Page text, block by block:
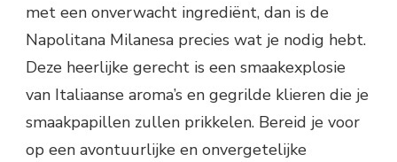
met een onverwacht ingrediënt, dan is de
Napolitana Milanesa precies wat je nodig hebt.
Deze heerlijke gerecht is een smaakexplosie
van Italiaanse aroma’s en gegrilde klieren die je
smaakpapillen zullen prikkelen. Bereid je voor
op een avontuurlijke en onvergetelijke